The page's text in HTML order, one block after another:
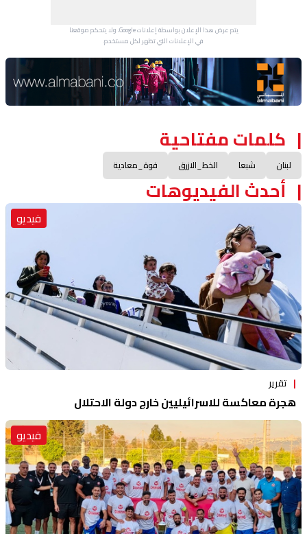
يتم عرض هذا الإعلان بواسطة إعلانات Google، ولا يتحكم موقعنا
في الإعلانات التي تظهر لكل مستخدم.
Advertisement Section
كلمات مفتاحية
لبنان شبعا الخط_الازرق قوة_معادية
أحدث الفيديوهات
فيديو
تقرير
هجرة معاكسة للاسرائيليين خارج دولة الاحتلال
فيديو